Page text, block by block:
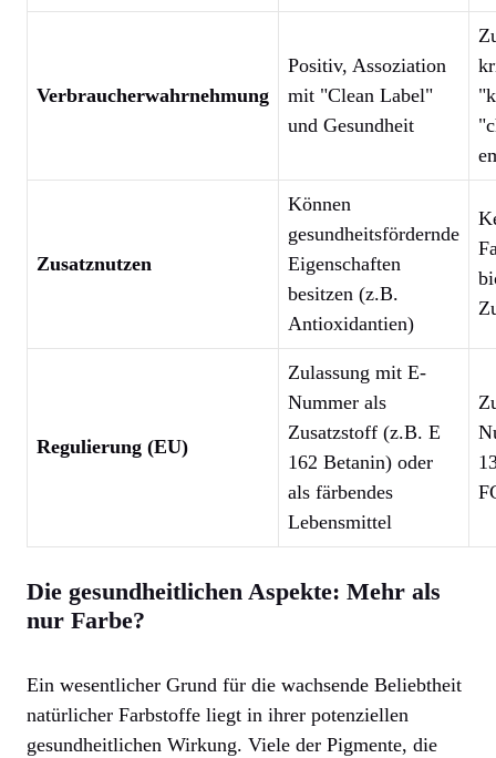
Verbraucherwahrnehmung
Positiv, Assoziation
mit "Clean Label"
und Gesundheit
Zusatznutzen
Können
gesundheitsfördernde
Eigenschaften
besitzen (z.B.
Antioxidantien)
Regulierung (EU)
Zulassung mit E-
Nummer als
Zusatzstoff (z.B. E
162 Betanin) oder
als färbendes
Lebensmittel
Die gesundheitlichen Aspekte: Mehr als
nur Farbe?
Ein wesentlicher Grund für die wachsende Beliebtheit
natürlicher Farbstoffe liegt in ihrer potenziellen
gesundheitlichen Wirkung. Viele der Pigmente, die